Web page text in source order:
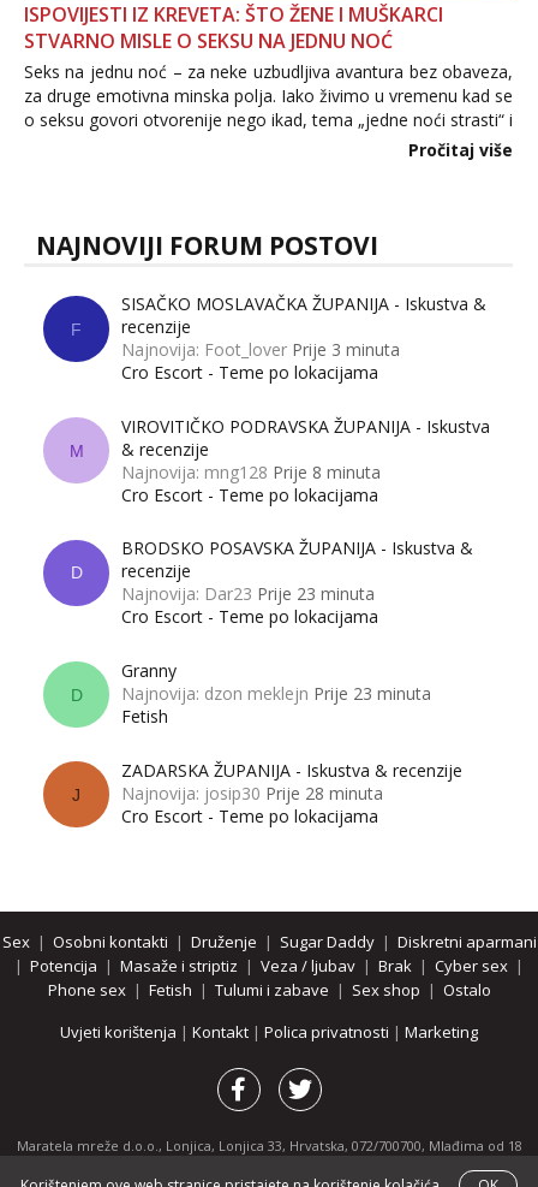
ISPOVIJESTI IZ KREVETA: ŠTO ŽENE I MUŠKARCI
STVARNO MISLE O SEKSU NA JEDNU NOĆ
Seks na jednu noć – za neke uzbudljiva avantura bez obaveza,
za druge emotivna minska polja. Iako živimo u vremenu kad se
o seksu govori otvorenije nego ikad, tema „jedne noći strasti“ i
dalje izaziva burne rasprave. Što zapravo misle žene, a što
Pročitaj više
NAJNOVIJI FORUM POSTOVI
F
SISAČKO MOSLAVAČKA ŽUPANIJA - Iskustva &
recenzije
Najnovija: Foot_lover Prije 3 minuta
Cro Escort - Teme po lokacijama
M
VIROVITIČKO PODRAVSKA ŽUPANIJA - Iskustva
& recenzije
Najnovija: mng128 Prije 8 minuta
Cro Escort - Teme po lokacijama
D
BRODSKO POSAVSKA ŽUPANIJA - Iskustva &
recenzije
Najnovija: Dar23 Prije 23 minuta
Cro Escort - Teme po lokacijama
D
Granny
Najnovija: dzon meklejn Prije 23 minuta
Fetish
J
ZADARSKA ŽUPANIJA - Iskustva & recenzije
Najnovija: josip30 Prije 28 minuta
Cro Escort - Teme po lokacijama
Sex| Osobni kontakti | Druženje | Sugar Daddy| Diskretni aparmani
| Potencija | Masaže i striptiz | Veza / ljubav | Brak | Cyber sex |
Phone sex| Fetish | Tulumi i zabave | Sex shop | Ostalo
Uvjeti korištenja | Kontakt | Polica privatnosti | Marketing
Maratela mreže d.o.o., Lonjica, Lonjica 33, Hrvatska, 072/700700, Mlađima od 18
godina zabranjeno je pregledavanje stranice i svih njenih dijelova.